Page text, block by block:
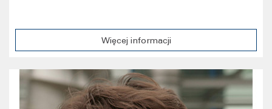
Więcej informacji